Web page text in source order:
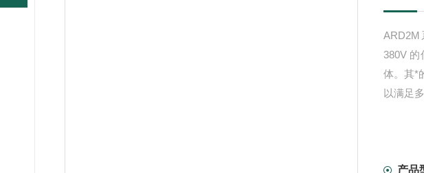
380V
体。其*
以满足
产品